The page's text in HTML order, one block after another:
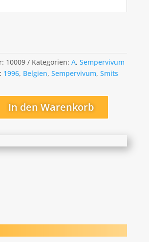
10009 Kategorien: A, Sempervivum
1996, Belgien, Sempervivum, Smits
In den Warenkorb